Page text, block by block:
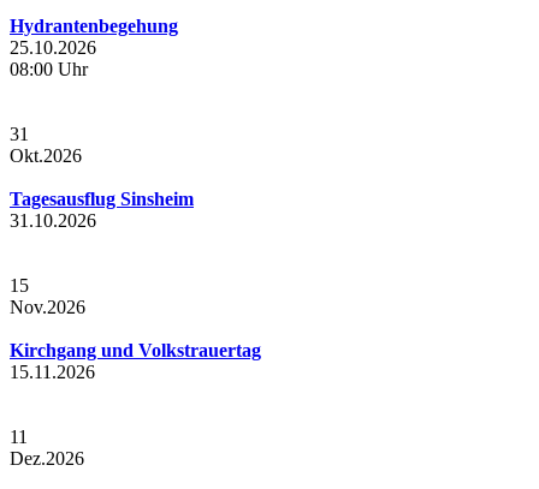
Hydrantenbegehung
25.10.2026
08:00 Uhr
31
Okt.2026
Tagesausflug Sinsheim
31.10.2026
15
Nov.2026
Kirchgang und Volkstrauertag
15.11.2026
11
Dez.2026